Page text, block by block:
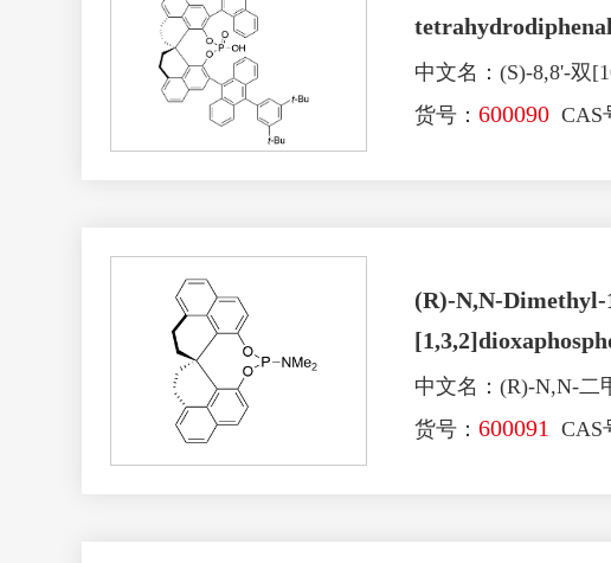
中文名：(S)-8,8'-双
货号： 600090 CAS
(R)-N,N-Dimethyl-
中文名：(R)-N,​N-二
货号： 600091 CAS